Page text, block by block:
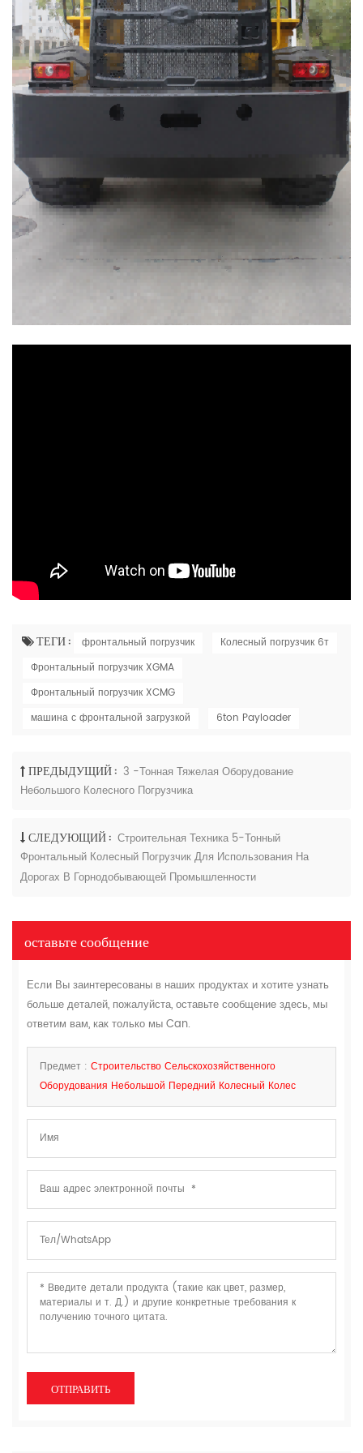
ТЕГИ : фронтальный погрузчик
Колесный погрузчик 6т
Фронтальный погрузчик XGMA
Фронтальный погрузчик XCMG
машина с фронтальной загрузкой
6ton Payloader
ПРЕДЫДУЩИЙ : 3 -тонная Тяжелая Оборудование
Небольшого Колесного Погрузчика
СЛЕДУЮЩИЙ : Строительная Техника 5-Тонный
Фронтальный Колесный Погрузчик Для Использования На
Дорогах В Горнодобывающей Промышленности
оставьте сообщение
Если Вы заинтересованы в наших продуктах и хотите узнать
больше деталей, пожалуйста, оставьте сообщение здесь, мы
ответим вам, как только мы Can.
Предмет : Строительство Сельскохозяйственного
Оборудования Небольшой Передний Колесный Колес